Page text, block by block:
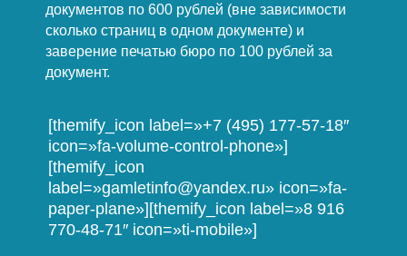
документов по 600 рублей (вне зависимости
сколько страниц в одном документе) и
заверение печатью бюро по 100 рублей за
документ.
[themify_icon label=»+7 (495) 177-57-18″
icon=»fa-volume-control-phone»]
[themify_icon
label=»gamletinfo@yandex.ru» icon=»fa-
paper-plane»][themify_icon label=»8 916
770-48-71″ icon=»ti-mobile»]